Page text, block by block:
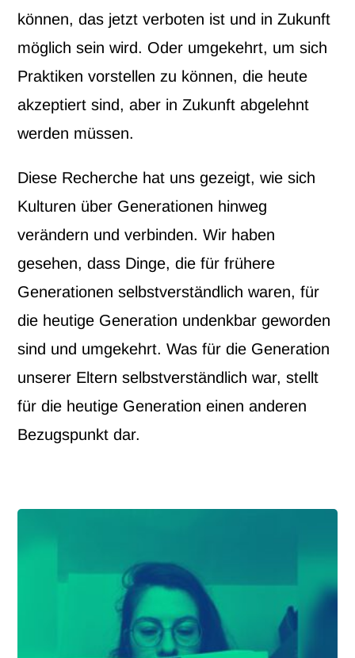
können, das jetzt verboten ist und in Zukunft
möglich sein wird. Oder umgekehrt, um sich
Praktiken vorstellen zu können, die heute
akzeptiert sind, aber in Zukunft abgelehnt
werden müssen.
Diese Recherche hat uns gezeigt, wie sich
Kulturen über Generationen hinweg
verändern und verbinden. Wir haben
gesehen, dass Dinge, die für frühere
Generationen selbstverständlich waren, für
die heutige Generation undenkbar geworden
sind und umgekehrt. Was für die Generation
unserer Eltern selbstverständlich war, stellt
für die heutige Generation einen anderen
Bezugspunkt dar.